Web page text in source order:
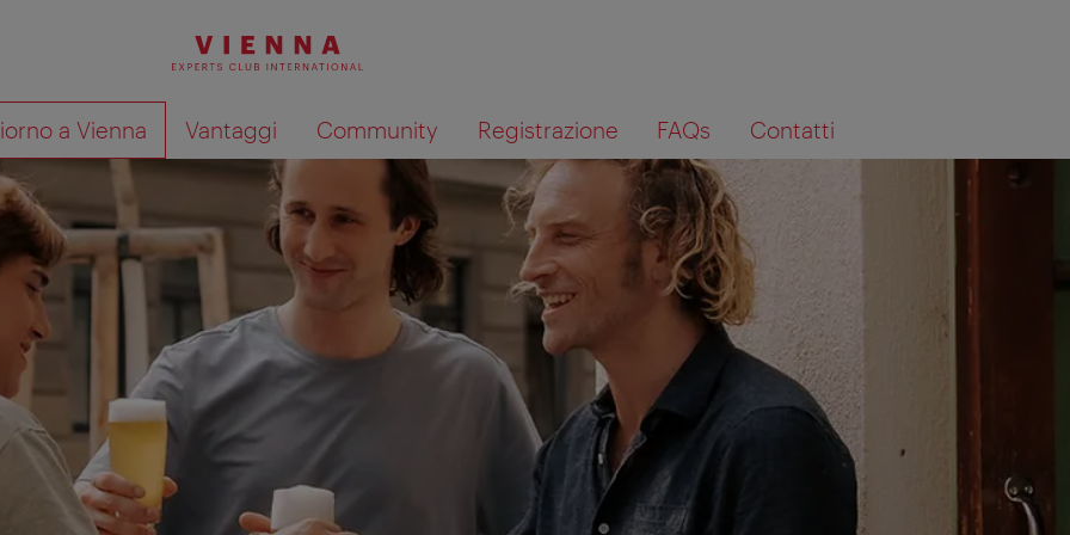
a Vienna Vantaggi Community Registrazione FAQs Contatti